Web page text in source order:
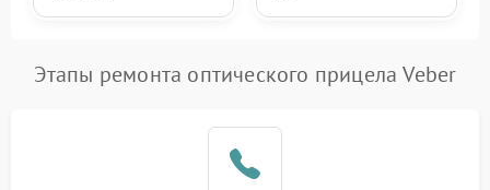
Этапы ремонта оптического прицела Veber